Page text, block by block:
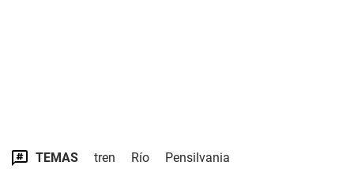
TEMAS tren Río Pensilvania